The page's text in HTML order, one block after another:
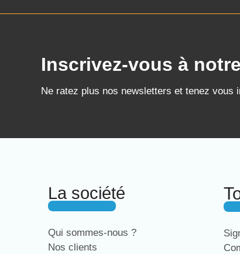
Inscrivez-vous à
Ne ratez plus nos newsletters et tenez vous
La société
Qui sommes-nous ?
Nos clients